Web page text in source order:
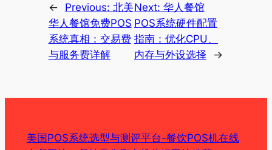
← Previous: 北美
华人餐馆免费POS
系统真相：交易费
与服务费详解
Next: 华人餐馆
POS系统硬件配置
指南：优化CPU、
内存与外设选择
→
美国POS系统选型与测评平台-餐饮POS机在线